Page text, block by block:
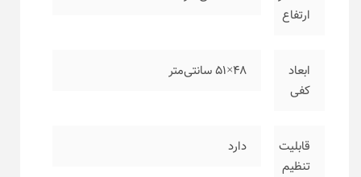
ارتفاع
ابعاد
کفی
۴۸×۵۱ سانتی‌متر
قابلیت
تنظیم
دارد